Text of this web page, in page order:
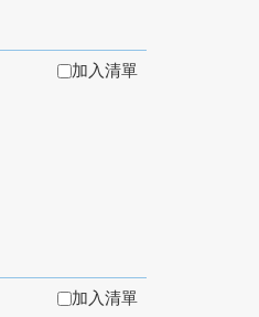
加入清單
加入清單